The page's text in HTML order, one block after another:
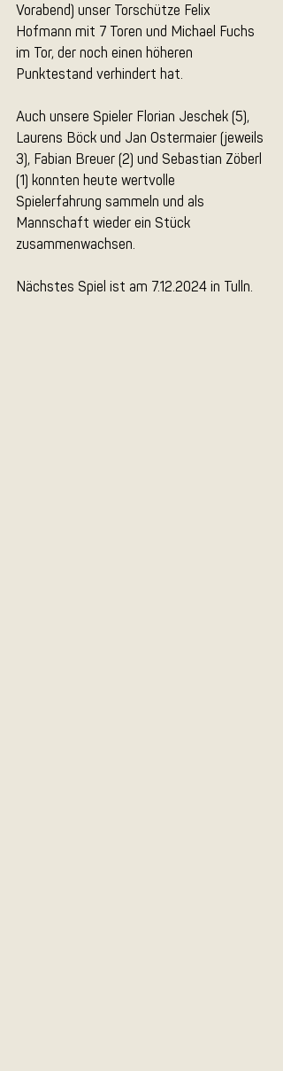
Vorabend) unser Torschütze Felix
Hofmann mit 7 Toren und Michael Fuchs
im Tor, der noch einen höheren
Punktestand verhindert hat.
Auch unsere Spieler Florian Jeschek (5),
Laurens Böck und Jan Ostermaier (jeweils
3), Fabian Breuer (2) und Sebastian Zöberl
(1) konnten heute wertvolle
Spielerfahrung sammeln und als
Mannschaft wieder ein Stück
zusammenwachsen.
Nächstes Spiel ist am 7.12.2024 in Tulln.